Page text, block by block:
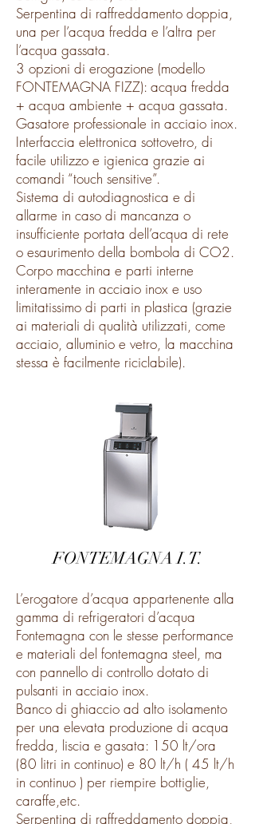
Serpentina di raffreddamento doppia,
una per l’acqua fredda e l’altra per
l’acqua gassata.
3 opzioni di erogazione (modello
FONTEMAGNA FIZZ): acqua fredda
+ acqua ambiente + acqua gassata.
Gasatore professionale in acciaio inox.
Interfaccia elettronica sottovetro, di
facile utilizzo e igienica grazie ai
comandi “touch sensitive”.
Sistema di autodiagnostica e di
allarme in caso di mancanza o
insufficiente portata dell’acqua di rete
o esaurimento della bombola di CO2.
Corpo macchina e parti interne
interamente in acciaio inox e uso
limitatissimo di parti in plastica (grazie
ai materiali di qualità utilizzati, come
acciaio, alluminio e vetro, la macchina
stessa è facilmente riciclabile).
FONTEMAGNA I.T.
L’erogatore d’acqua appartenente alla
gamma di refrigeratori d’acqua
Fontemagna con le stesse performance
e materiali del fontemagna steel, ma
con pannello di controllo dotato di
pulsanti in acciaio inox.
Banco di ghiaccio ad alto isolamento
per una elevata produzione di acqua
fredda, liscia e gasata: 150 lt/ora
(80 litri in continuo) e 80 lt/h ( 45 lt/h
in continuo ) per riempire bottiglie,
caraffe,etc.
Serpentina di raffreddamento doppia,